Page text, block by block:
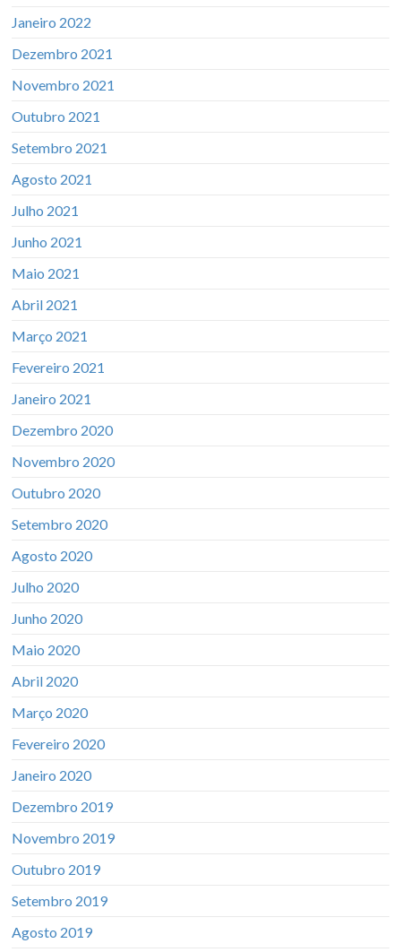
Janeiro 2022
Dezembro 2021
Novembro 2021
Outubro 2021
Setembro 2021
Agosto 2021
Julho 2021
Junho 2021
Maio 2021
Abril 2021
Março 2021
Fevereiro 2021
Janeiro 2021
Dezembro 2020
Novembro 2020
Outubro 2020
Setembro 2020
Agosto 2020
Julho 2020
Junho 2020
Maio 2020
Abril 2020
Março 2020
Fevereiro 2020
Janeiro 2020
Dezembro 2019
Novembro 2019
Outubro 2019
Setembro 2019
Agosto 2019